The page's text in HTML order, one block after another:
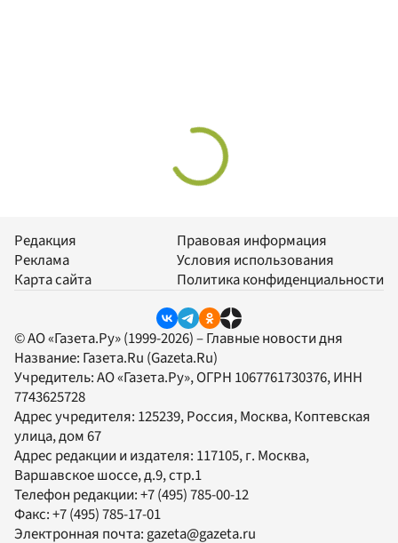
Редакция
Реклама
Карта сайта
Правовая информация
Условия использования
Политика конфиденциальности
© АО «Газета.Ру» (1999-2026) – Главные новости дня
Название: Газета.Ru (Gazeta.Ru)
Учредитель:АО «Газета.Ру», ОГРН 1067761730376, ИНН
7743625728
Адрес учредителя: 125239, Россия, Москва, Коптевская
улица, дом 67
Адрес редакции и издателя: 117105, г. Москва,
Варшавское шоссе, д.9, стр.1
Телефон редакции:+7 (495) 785-00-12
Факс:+7 (495) 785-17-01
Электронная почта:gazeta@gazeta.ru